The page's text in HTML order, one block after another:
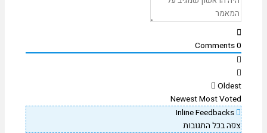
Oldest
Newest Most Voted
צפה בכל התגובות